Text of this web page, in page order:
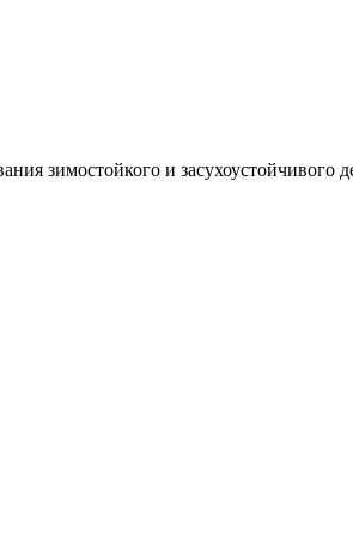
зимостойкого и засухоустойчивого